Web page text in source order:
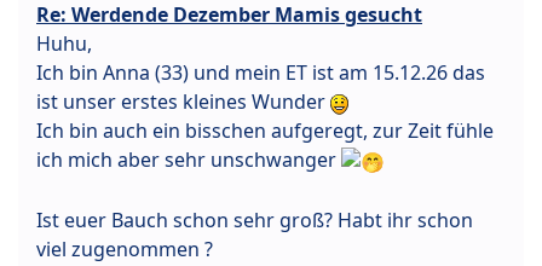
Re: Werdende Dezember Mamis gesucht
Huhu,
Ich bin Anna (33) und mein ET ist am 15.12.26 das
ist unser erstes kleines Wunder
Ich bin auch ein bisschen aufgeregt, zur Zeit fühle
ich mich aber sehr unschwanger
Ist euer Bauch schon sehr groß? Habt ihr schon
viel zugenommen ?